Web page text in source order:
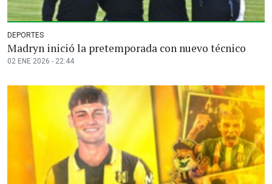
DEPORTES
Madryn inició la pretemporada con nuevo técnico
02 ENE 2026 - 22:44